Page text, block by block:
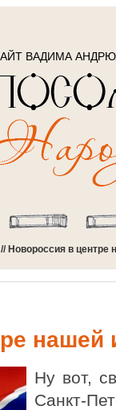
ВАДИМА
// Новороссия в центре
нашей
Ну вот,
Санкт-